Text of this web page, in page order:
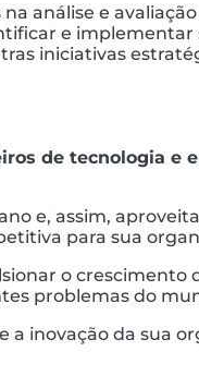
análise e
e implementar
iniciativas
de tecnologia e
e, assim,
para sua
o crescimento
problemas do
a inovação da sua